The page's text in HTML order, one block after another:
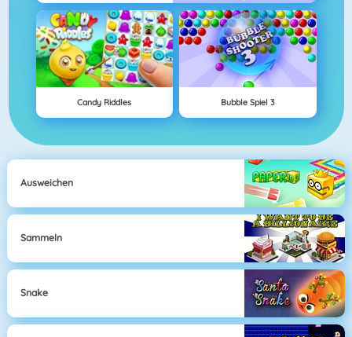
Candy Riddles Bubble Spiel 3
Ausweichen
Sammeln
Snake